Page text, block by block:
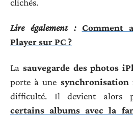
Lire également : Comment
Player sur PC ?
La sauvegarde des photos
porte à une
difficulté. Il devient alors
certains albums avec la